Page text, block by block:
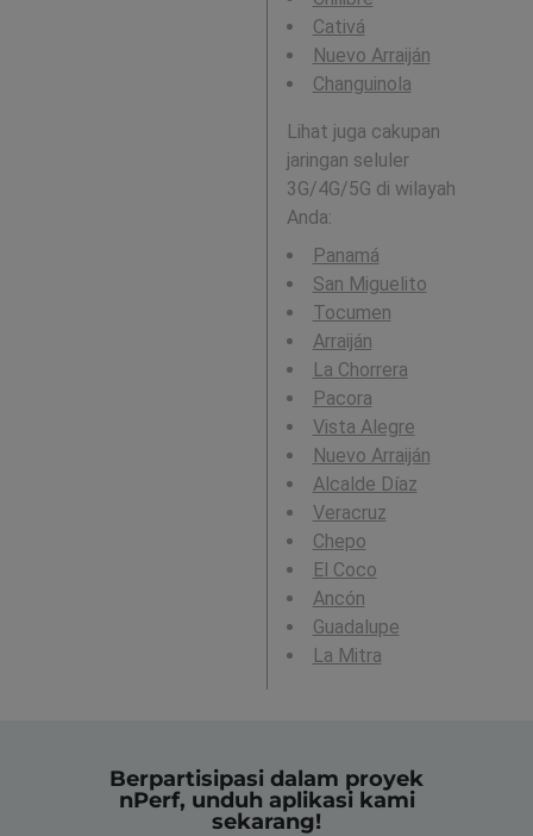
Cativá
Nuevo Arraiján
Changuinola
Lihat juga cakupan
jaringan seluler
3G/4G/5G di wilayah
Anda:
Panamá
San Miguelito
Tocumen
Arraiján
La Chorrera
Pacora
Vista Alegre
Nuevo Arraiján
Alcalde Díaz
Veracruz
Chepo
El Coco
Ancón
Guadalupe
La Mitra
Berpartisipasi dalam proyek
nPerf, unduh aplikasi kami
sekarang!